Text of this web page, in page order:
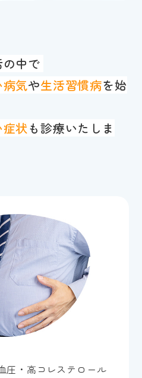
中で
気や生活習慣病を始
状も診療いたしま
圧・高コレステロール